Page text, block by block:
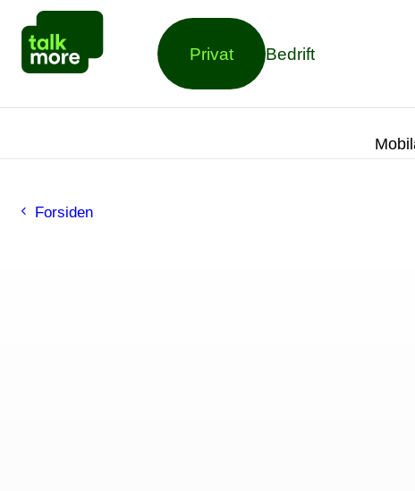
Privat Bedrift
Forsiden